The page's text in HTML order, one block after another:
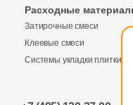
Количество
Заявка на
Запрос аналогов
Обратная связь
Расходные
Затирочные смеси
Клеевые смеси
Системы укладки плитки